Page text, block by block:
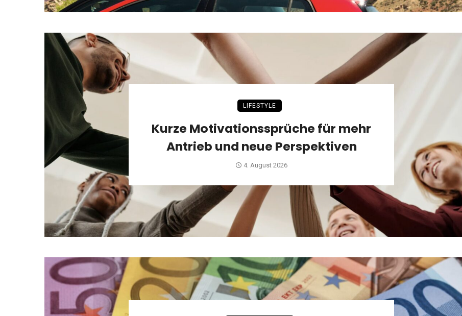
LIFESTYLE
Kurze Motivationssprüche für mehr
Antrieb und neue Perspektiven
4. August 2026